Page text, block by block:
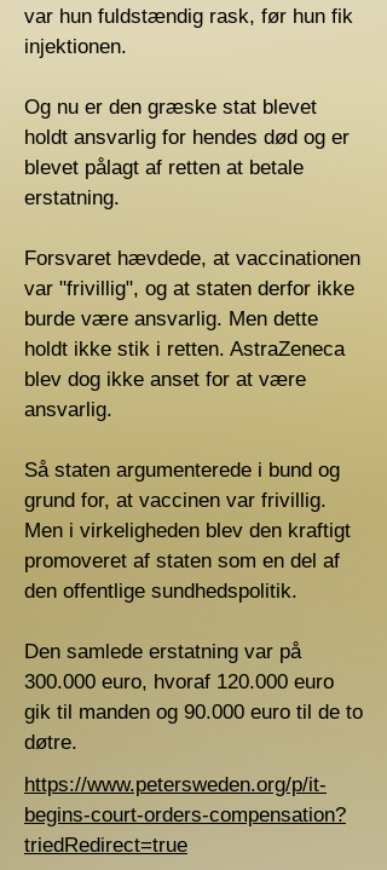
var hun fuldstændig rask, før hun fik
injektionen.
Og nu er den græske stat blevet
holdt ansvarlig for hendes død og er
blevet pålagt af retten at betale
erstatning.
Forsvaret hævdede, at vaccinationen
var "frivillig", og at staten derfor ikke
burde være ansvarlig. Men dette
holdt ikke stik i retten. AstraZeneca
blev dog ikke anset for at være
ansvarlig.
Så staten argumenterede i bund og
grund for, at vaccinen var frivillig.
Men i virkeligheden blev den kraftigt
promoveret af staten som en del af
den offentlige sundhedspolitik.
Den samlede erstatning var på
300.000 euro, hvoraf 120.000 euro
gik til manden og 90.000 euro til de to
døtre.
https://www.petersweden.org/p/it-
begins-court-orders-compensation?
triedRedirect=true